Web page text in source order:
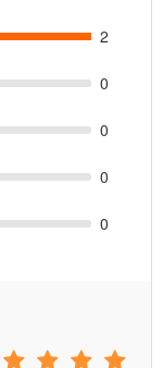
2
0
0
0
0